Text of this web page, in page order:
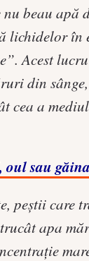
beau apă
lichidelor în
Acest
din sânge,
cea a
oul sau
peştii care
apa